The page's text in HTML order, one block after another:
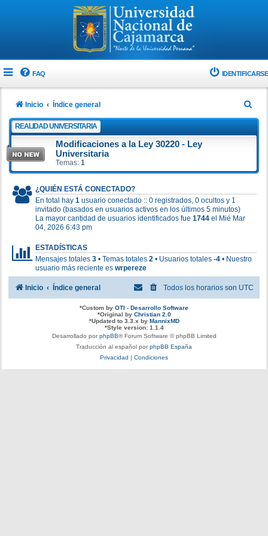
FAQ IDENTIFICARSE
Inicio Índice general
u
s
REALIDAD UNIVERSITARIA
Modificaciones a la Ley 30220 - Ley
Universitaria
Temas: 1
¿QUIÉN ESTÁ CONECTADO?
En total hay 1 usuario conectado :: 0 registrados, 0 ocultos y 1
invitado (basados en usuarios activos en los últimos 5 minutos)
La mayor cantidad de usuarios identificados fue 1744 el Mié Mar
04, 2026 6:43 pm
ESTADÍSTICAS
Mensajes totales 3 • Temas totales 2 • Usuarios totales -4 • Nuestro
usuario más reciente es wrpereze
Inicio Índice general Todos los horarios son UTC
*Custom by OTI - Desarrollo Software
*Original by Christian 2.0
*Updated to 3.3.x by MannixMD
*Style version: 1.1.4
Desarrollado porphpBB® Forum Software © phpBB Limited
Traducción al español porphpBB España
Privacidad | Condiciones